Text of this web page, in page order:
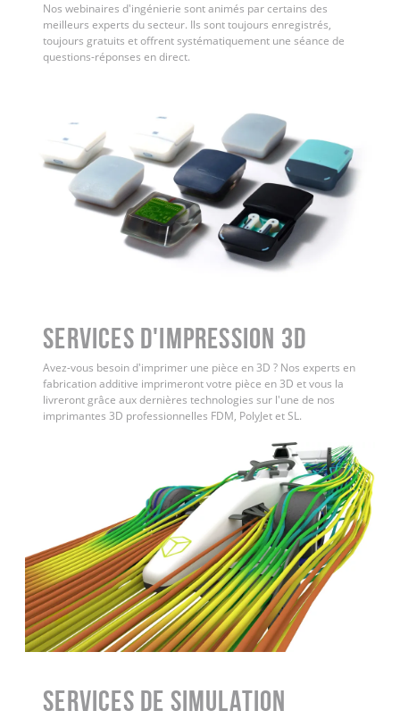
Nos webinaires d'ingénierie sont animés par certains des
meilleurs experts du secteur. Ils sont toujours enregistrés,
toujours gratuits et offrent systématiquement une séance de
questions-réponses en direct.
Services d'impression 3D
Avez-vous besoin d'imprimer une pièce en 3D ? Nos experts en
fabrication additive imprimeront votre pièce en 3D et vous la
livreront grâce aux dernières technologies sur l'une de nos
imprimantes 3D professionnelles FDM, PolyJet et SL.
Services de simulation